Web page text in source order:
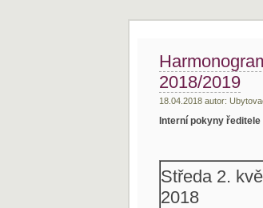
2018/2019
18.04.2018 autor:
Interní pokyny
Středa 2.
2018